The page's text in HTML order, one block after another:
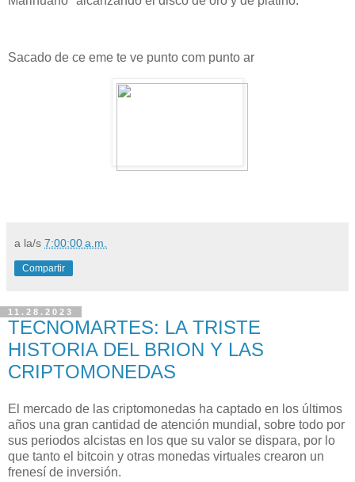
Sacado de ce eme te ve punto com punto ar
a la/s 7:00:00 a.m.
Compartir
11.28.2023
TECNOMARTES: LA TRISTE
HISTORIA DEL BRION Y LAS
CRIPTOMONEDAS
El mercado de las criptomonedas ha captado en los últimos
años una gran cantidad de atención mundial, sobre todo por
sus periodos alcistas en los que su valor se dispara, por lo
que tanto el bitcoin y otras monedas virtuales crearon un
frenesí de inversión.